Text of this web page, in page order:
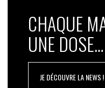
CHAQUE
UNE
JE DÉCOUVRE LA NEWS !